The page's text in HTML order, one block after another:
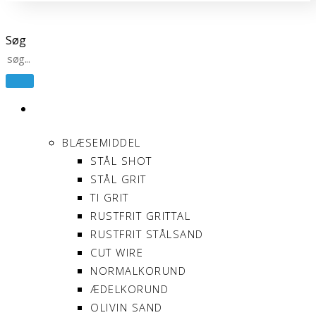
Søg
BLÆSEMIDDEL
STÅL SHOT
STÅL GRIT
TI GRIT
RUSTFRIT GRITTAL
RUSTFRIT STÅLSAND
CUT WIRE
NORMALKORUND
ÆDELKORUND
OLIVIN SAND